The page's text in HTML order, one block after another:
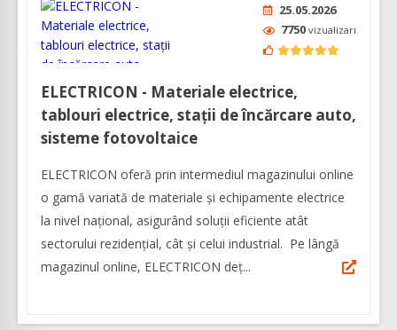
25.05.2026
7750 vizualizari
ELECTRICON - Materiale electrice,
tablouri electrice, stații de încărcare auto,
sisteme fotovoltaice
ELECTRICON oferă prin intermediul magazinului online
o gamă variată de materiale şi echipamente electrice
la nivel naţional, asigurând soluţii eficiente atât
sectorului rezidenţial, cât şi celui industrial. Pe lângă
magazinul online, ELECTRICON deț...